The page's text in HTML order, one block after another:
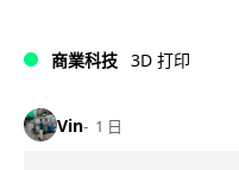
商業科技 3D 打印
Vin 1 日